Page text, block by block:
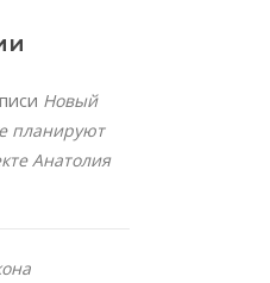
Новый
планируют
Анатолия